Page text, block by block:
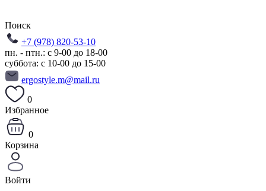
Поиск
+7 (978) 820-53-10
пн. - птн.: с 9-00 до 18-00
суббота: с 10-00 до 15-00
ergostyle.m@mail.ru
0
Избранное
0
Корзина
Войти